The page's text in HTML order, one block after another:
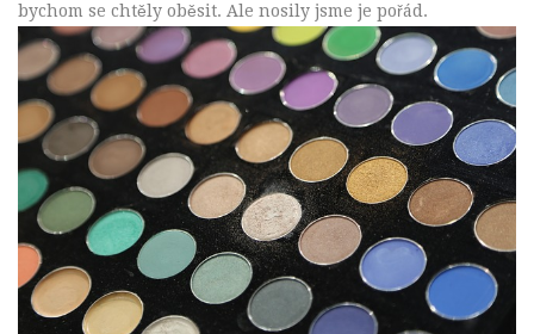
bychom se chtěly oběsit. Ale nosily jsme je pořád.